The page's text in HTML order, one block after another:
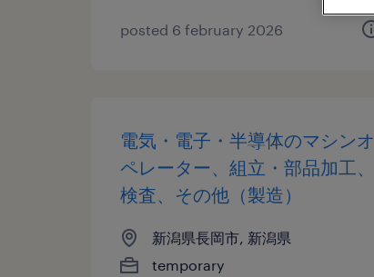
posted 6 february 2026
電気・電子・半導体のマシンオ
ペレーター、組立・部品加工、
検査、その他（製造）
新潟県長岡市, 新潟県
temporary